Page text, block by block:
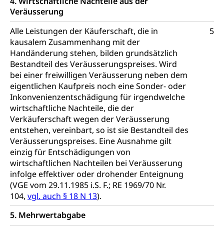
Veräusserung
Alle Leistungen der Käuferschaft, die in
kausalem Zusammenhang mit der
Handänderung stehen, bilden grundsätzlich
Bestandteil des Veräusserungspreises. Wird
bei einer freiwilligen Veräusserung neben dem
eigentlichen Kaufpreis noch eine Sonder- oder
Inkonvenienzentschädigung für irgendwelche
wirtschaftliche Nachteile, die der
Verkäuferschaft wegen der Veräusserung
entstehen, vereinbart, so ist sie Bestandteil des
Veräusserungspreises. Eine Ausnahme gilt
einzig für Entschädigungen von
wirtschaftlichen Nachteilen bei Veräusserung
infolge effektiver oder drohender Enteignung
(VGE vom 29.11.1985 i.S. F.; RE 1969/70 Nr.
104, vgl. auch § 18 N 13).
5
5. Mehrwertabgabe
Windenergie, Wasserkraft, Sonnenenergie, fossile
Energie, erneuerbare Energie, Biomasse
Energiefachstellenkonferenz Zentralschweiz
Grundbuch
Grundbucheintrag, Grundbuchamt,
Grundeigentum, Grundstück
Grundbuch
Grundbuchplan mit Eigentümerabfrage
(Geoportal)
Luft und Klima
Luftreinhaltung, Luftverschmutzung, Klimaschutz,
Klimaveränderung, Treibhauseffekt
Atmosphäre, Luft, Klima (Geoportal)
Klima
Raumplanung
Raumplan, Nutzungsplan
Raumdatenpool
Richtplanung Kanton Luzern (ARE)
Raum und Wirtschaft rawi